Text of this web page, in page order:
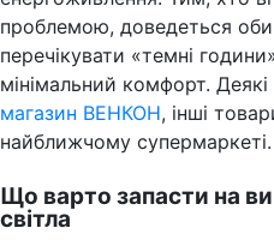
проблемою, доведеться
перечікувати «темні
мінімальний комфорт.
магазин ВЕНКОН, інші
найближчому супермаркеті.
Що варто запасти на
світла